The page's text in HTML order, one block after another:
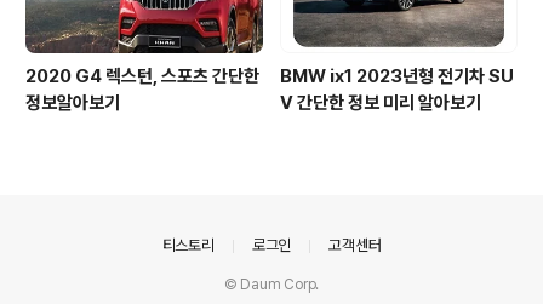
2020 G4 렉스턴, 스포츠 간단한
정보알아보기
BMW ix1 2023년형 전기차 SU
V 간단한 정보 미리 알아보기
티스토리 로그인 고객센터
© Daum Corp.